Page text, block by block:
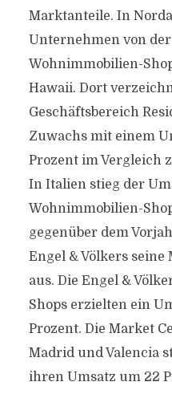
Marktanteile. In
Unternehmen von
Wohnimmobilien-
Hawaii. Dort
Geschäftsbereich
Zuwachs mit einem
Prozent im Vergleich
In Italien stieg der
Wohnimmobilien-
gegenüber dem
Engel & Völkers
aus. Die Engel &
Shops erzielten ein
Prozent. Die Market
Madrid und Valencia
ihren Umsatz um 22